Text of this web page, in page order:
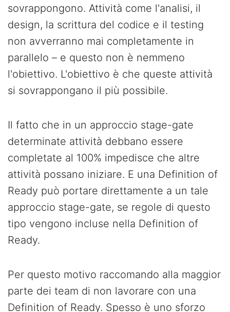
sovrappongono. Attività come l'analisi, il
design, la scrittura del codice e il testing
non avverranno mai completamente in
parallelo – e questo non è nemmeno
l'obiettivo. L'obiettivo è che queste attività
si sovrappongano il più possibile.
Il fatto che in un approccio stage-gate
determinate attività debbano essere
completate al 100% impedisce che altre
attività possano iniziare. E una Definition of
Ready può portare direttamente a un tale
approccio stage-gate, se regole di questo
tipo vengono incluse nella Definition of
Ready.
Per questo motivo raccomando alla maggior
parte dei team di non lavorare con una
Definition of Ready. Spesso è uno sforzo